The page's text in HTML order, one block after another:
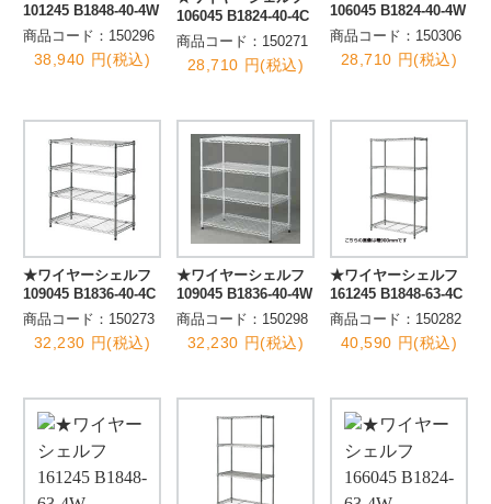
101245 B1848-40-4W
商品コード：150296
38,940 円(税込)
106045 B1824-40-4C
商品コード：150271
28,710 円(税込)
106045 B1824-40-4W
商品コード：150306
28,710 円(税込)
★ワイヤーシェルフ
109045 B1836-40-4C
商品コード：150273
32,230 円(税込)
★ワイヤーシェルフ
109045 B1836-40-4W
商品コード：150298
32,230 円(税込)
★ワイヤーシェルフ
161245 B1848-63-4C
商品コード：150282
40,590 円(税込)